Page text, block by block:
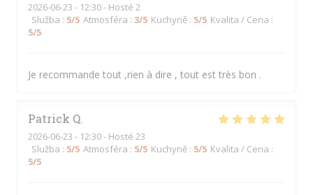
2026-06-23 - 12:30 - Hosté 2
Služba : 5/5 Atmosféra : 3/5 Kuchyně : 5/5 Kvalita / Cena :
5/5
Je recommande tout ,rien à dire , tout est très bon .
Patrick Q
2026-06-23 - 12:30 - Hosté 23
Služba : 5/5 Atmosféra : 5/5 Kuchyně : 5/5 Kvalita / Cena :
5/5